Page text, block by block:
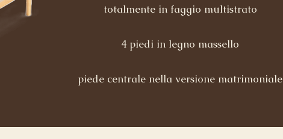
totalmente in faggio multistrato​
4 piedi in legno massello
piede centrale nella versione matrimoniale